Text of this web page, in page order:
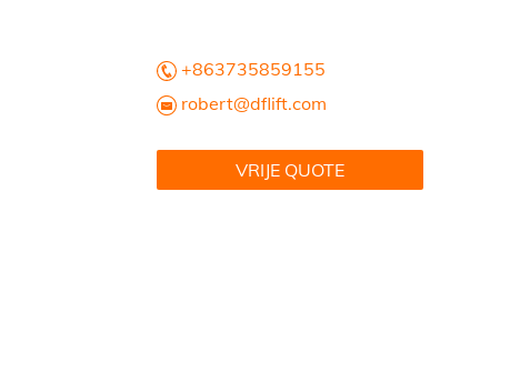
+863735859155
robert@dflift.com
VRIJE QUOTE